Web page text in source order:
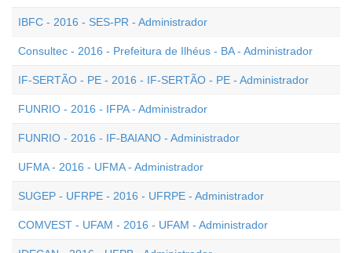
IBFC - 2016 - SES-PR - Administrador
Consultec - 2016 - Prefeitura de Ilhéus - BA - Administrador
IF-SERTÃO - PE - 2016 - IF-SERTÃO - PE - Administrador
FUNRIO - 2016 - IFPA - Administrador
FUNRIO - 2016 - IF-BAIANO - Administrador
UFMA - 2016 - UFMA - Administrador
SUGEP - UFRPE - 2016 - UFRPE - Administrador
COMVEST - UFAM - 2016 - UFAM - Administrador